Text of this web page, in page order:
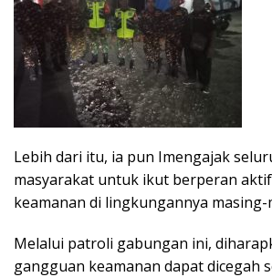
Lebih dari itu, ia pun Imengajak
masyarakat untuk ikut berperan
keamanan di lingkungannya masing-
Melalui patroli gabungan ini,
gangguan keamanan dapat dicegah